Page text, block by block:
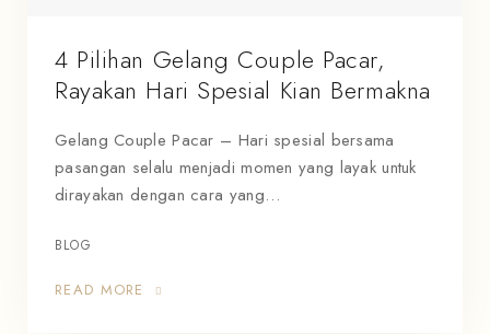
4 Pilihan Gelang Couple Pacar,
Rayakan Hari Spesial Kian Bermakna
Gelang Couple Pacar – Hari spesial bersama
pasangan selalu menjadi momen yang layak untuk
dirayakan dengan cara yang…
BLOG
READ MORE